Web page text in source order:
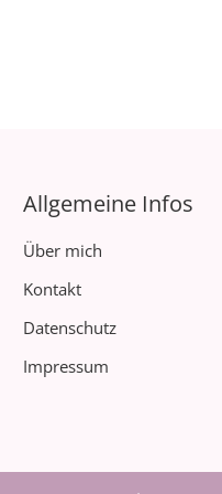
Allgemeine Infos
Über mich
Kontakt
Datenschutz
Impressum